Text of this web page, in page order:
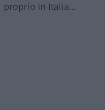
proprio in Italia…